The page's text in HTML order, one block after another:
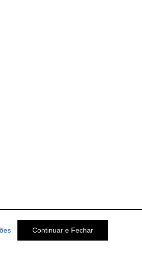
Continuar e Fechar